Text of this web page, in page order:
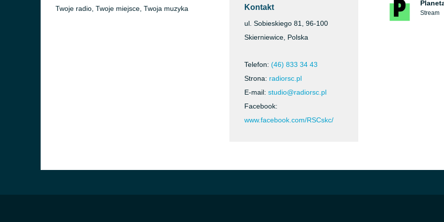
Twoje radio, Twoje miejsce, Twoja muzyka Kontakt
ul. Sobieskiego 81, 96-100
Skierniewice, Polska
Telefon: (46) 833 34 43
Strona: radiorsc.pl
E-mail: studio@radiorsc.pl
Facebook:
www.facebook.com/RSCskc/
Stream